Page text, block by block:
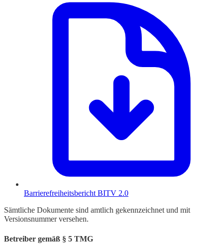
Barrierefreiheitsbericht BITV 2.0
Sämtliche Dokumente sind amtlich gekennzeichnet und mit
Versionsnummer versehen.
Betreiber gemäß § 5 TMG